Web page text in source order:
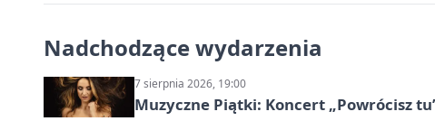
Nadchodzące wydarzenia
7 sierpnia 2026, 19:00
Muzyczne Piątki: Koncert „Powrócisz